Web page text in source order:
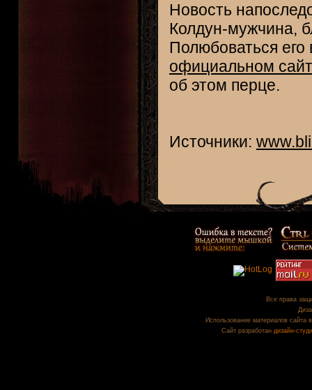
Новость
Колдун-мужчина,
Полюбоваться
официальном
об этом перце.
Источники:
Все права
Использование материалов сайта
Сайт разработан дизайн-